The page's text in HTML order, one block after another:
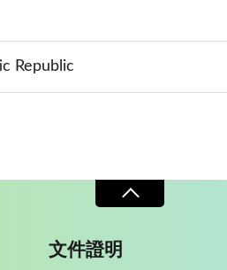
Republic
文件證明